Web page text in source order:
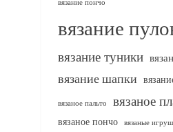
вязание
вязание туники
вязание шапки
вязаное пальто вязаное
вязаное пончо вязаные